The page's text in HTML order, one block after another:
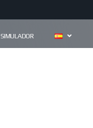
SIMULADOR